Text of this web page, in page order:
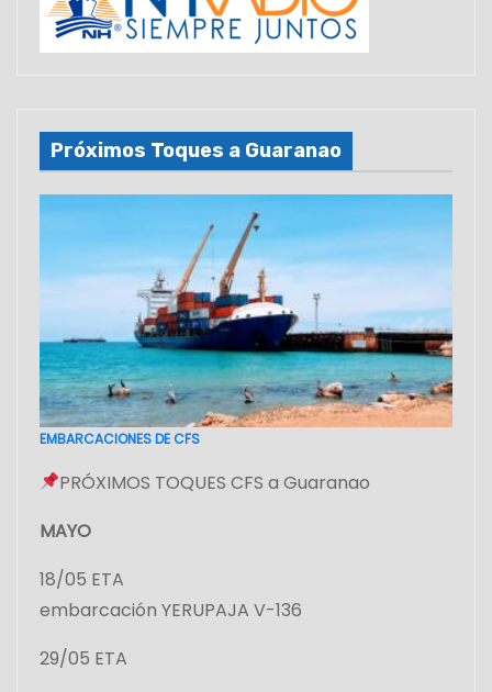
Próximos Toques a Guaranao
EMBARCACIONES DE CFS
PRÓXIMOS TOQUES CFS a Guaranao
MAYO
18/05 ETA
embarcación YERUPAJA V-136
29/05 ETA